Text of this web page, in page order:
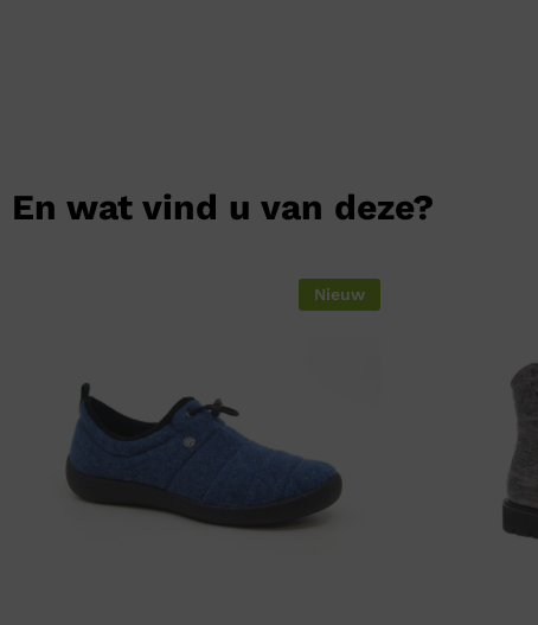
En wat vind u van deze?
Nieuw